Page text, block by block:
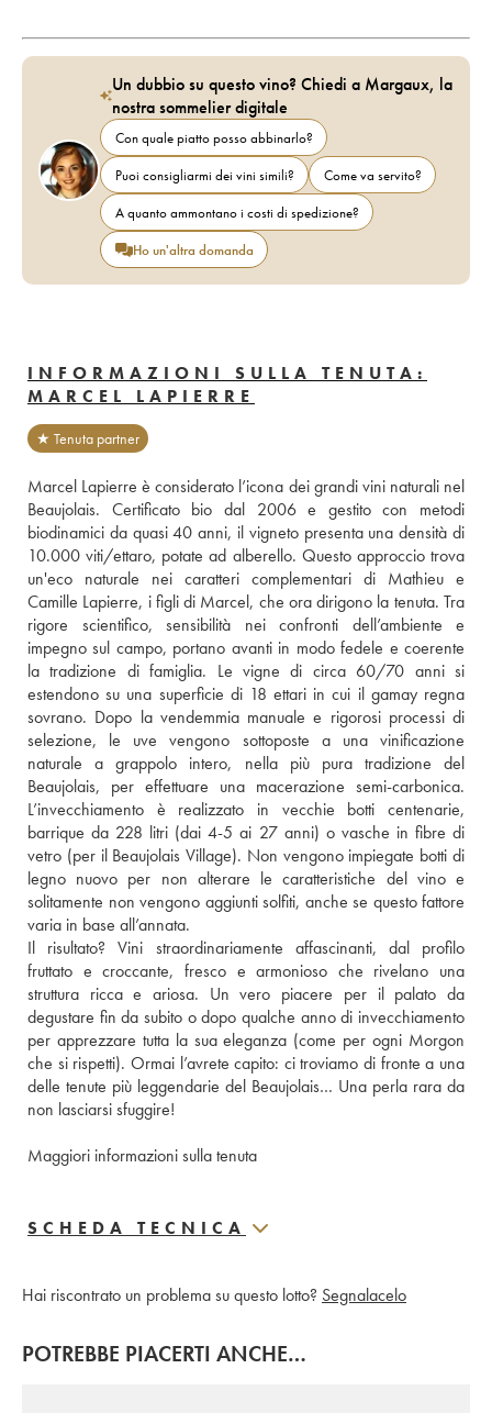
Un dubbio su questo vino? Chiedi a Margaux, la
nostra sommelier digitale
Con quale piatto posso abbinarlo?
Puoi consigliarmi dei vini simili?
Come va servito?
A quanto ammontano i costi di spedizione?
Ho un'altra domanda
INFORMAZIONI SULLA TENUTA:
MARCEL LAPIERRE
★ Tenuta partner
Marcel Lapierre è considerato l’icona dei grandi vini naturali nel
Beaujolais. Certificato bio dal 2006 e gestito con metodi
biodinamici da quasi 40 anni, il vigneto presenta una densità di
10.000 viti/ettaro, potate ad alberello. Questo approccio trova
un'eco naturale nei caratteri complementari di Mathieu e
Camille Lapierre, i figli di Marcel, che ora dirigono la tenuta. Tra
rigore scientifico, sensibilità nei confronti dell’ambiente e
impegno sul campo, portano avanti in modo fedele e coerente
la tradizione di famiglia. Le vigne di circa 60/70 anni si
estendono su una superficie di 18 ettari in cui il gamay regna
sovrano. Dopo la vendemmia manuale e rigorosi processi di
selezione, le uve vengono sottoposte a una vinificazione
naturale a grappolo intero, nella più pura tradizione del
Beaujolais, per effettuare una macerazione semi-carbonica.
L’invecchiamento è realizzato in vecchie botti centenarie,
barrique da 228 litri (dai 4-5 ai 27 anni) o vasche in fibre di
vetro (per il Beaujolais Village). Non vengono impiegate botti di
legno nuovo per non alterare le caratteristiche del vino e
solitamente non vengono aggiunti solfiti, anche se questo fattore
varia in base all’annata.
Il risultato? Vini straordinariamente affascinanti, dal profilo
fruttato e croccante, fresco e armonioso che rivelano una
struttura ricca e ariosa. Un vero piacere per il palato da
degustare fin da subito o dopo qualche anno di invecchiamento
per apprezzare tutta la sua eleganza (come per ogni Morgon
che si rispetti). Ormai l’avrete capito: ci troviamo di fronte a una
delle tenute più leggendarie del Beaujolais… Una perla rara da
non lasciarsi sfuggire!
Maggiori informazioni sulla tenuta
SCHEDA TECNICA
Hai riscontrato un problema su questo lotto? Segnalacelo
POTREBBE PIACERTI ANCHE…